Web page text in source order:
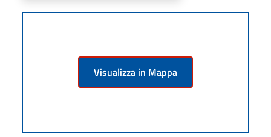
Visualizza in Mappa